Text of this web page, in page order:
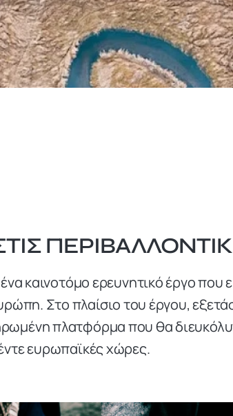
καινοτόμο ερευνητικό έργο
Στo πλαίσιo του έργου,
πλατφόρμα που θα
ευρωπαϊκές χώρες.